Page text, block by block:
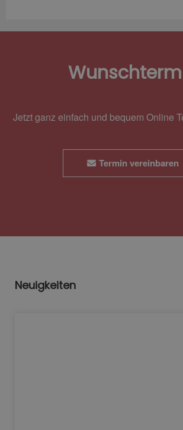
Jetzt ganz einfach und bequem Online
Termin vereinbaren
Neuigkeiten